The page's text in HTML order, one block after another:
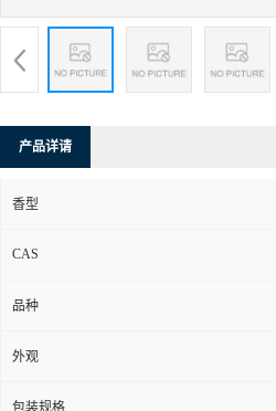
产品详请
香型
CAS
品种
外观
包装规格